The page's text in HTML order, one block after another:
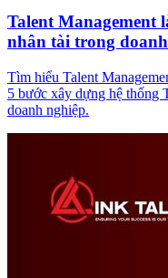
Talent Management
nhân tài trong
Tìm hiểu Talent
5 bước xây dựng hệ thống
doanh nghiệp.